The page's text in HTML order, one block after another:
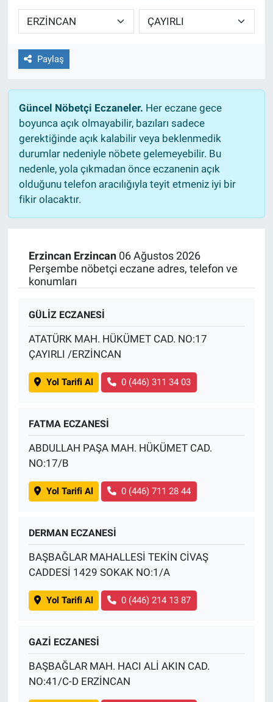
Paylaş
Güncel Nöbetçi Eczaneler. Her eczane gece
boyunca açık olmayabilir, bazıları sadece
gerektiğinde açık kalabilir veya beklenmedik
durumlar nedeniyle nöbete gelemeyebilir. Bu
nedenle, yola çıkmadan önce eczanenin açık
olduğunu telefon aracılığıyla teyit etmeniz iyi bir
fikir olacaktır.
Erzincan Erzincan06 Ağustos 2026
Perşembe nöbetçi eczane adres, telefon ve
konumları
GÜLİZ ECZANESİ
ATATÜRK MAH. HÜKÜMET CAD. NO:17
ÇAYIRLI /ERZİNCAN
Yol Tarifi Al 0 (446) 311 34 03
FATMA ECZANESİ
ABDULLAH PAŞA MAH. HÜKÜMET CAD.
NO:17/B
Yol Tarifi Al 0 (446) 711 28 44
DERMAN ECZANESİ
BAŞBAĞLAR MAHALLESİ TEKİN CİVAŞ
CADDESİ 1429 SOKAK NO:1/A
Yol Tarifi Al 0 (446) 214 13 87
GAZİ ECZANESİ
BAŞBAĞLAR MAH. HACI ALİ AKIN CAD.
NO:41/C-D ERZİNCAN
Sağlıklı Yaşam
Siyaset
Yaşam